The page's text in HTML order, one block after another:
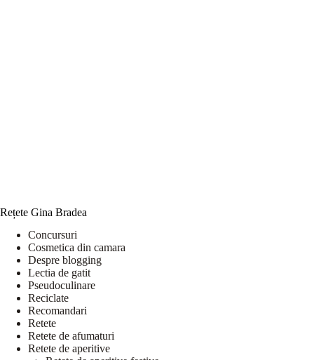
Rețete Gina Bradea
Concursuri
Cosmetica din camara
Despre blogging
Lectia de gatit
Pseudoculinare
Reciclate
Recomandari
Retete
Retete de afumaturi
Retete de aperitive